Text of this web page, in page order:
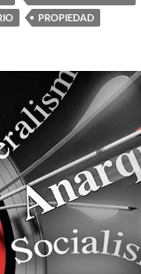
PROPIEDAD